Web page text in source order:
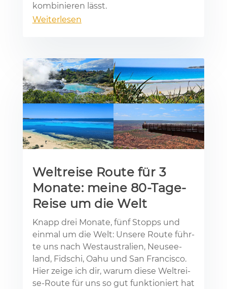
kom­bi­nie­ren lässt.
Weiterlesen
Weltreise Route für 3
Monate: meine 80-Tage-
Reise um die Welt
Knapp drei Mo­na­te, fünf Stopps und
ein­mal um die Welt: Un­se­re Rou­te führ­
te uns nach West­aus­tra­li­en, Neu­see­
land, Fi­dschi, Oahu und San Fran­cis­co.
Hier zei­ge ich dir, war­um die­se Welt­rei­
se-Rou­te für uns so gut funk­tio­niert hat